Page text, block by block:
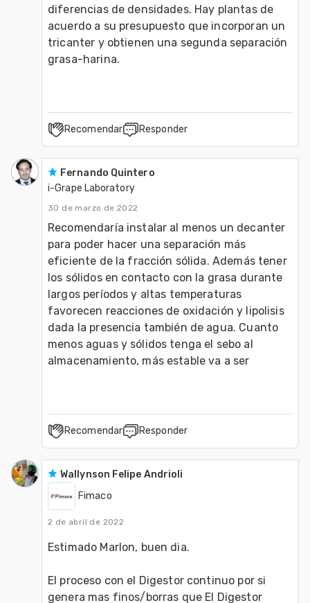
diferencias de densidades. Hay plantas de
acuerdo a su presupuesto que incorporan un
tricanter y obtienen una segunda separación
grasa-harina.
Recomendar Responder
Fernando Quintero
i-Grape Laboratory
30 de marzo de 2022
Recomendaría instalar al menos un decanter
para poder hacer una separación más
eficiente de la fracción sólida. Además tener
los sólidos en contacto con la grasa durante
largos períodos y altas temperaturas
favorecen reacciones de oxidación y lipolisis
dada la presencia también de agua. Cuanto
menos aguas y sólidos tenga el sebo al
almacenamiento, más estable va a ser
Recomendar Responder
Wallynson Felipe Andrioli
Fimaco
2 de abril de 2022
Estimado Marlon, buen dia.
El proceso con el Digestor continuo por si
genera mas finos/borras que El Digestor